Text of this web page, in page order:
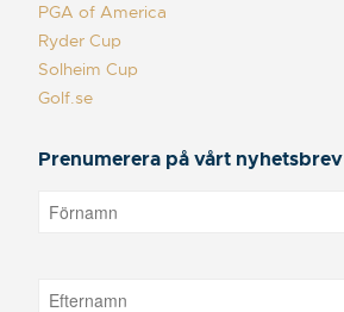
PGA of America
Ryder Cup
Solheim Cup
Golf.se
Prenumerera på vårt nyhetsbrev